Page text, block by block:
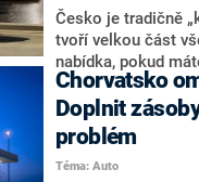
Česko je tradičně
tvoří velkou část
nabídka, pokud
a hledáte nejlepší
Připravili jsme
kombíků, které
vždy je dobře
posunout dál.
Chorvatsko
Doplnit
problém
Téma: Auto